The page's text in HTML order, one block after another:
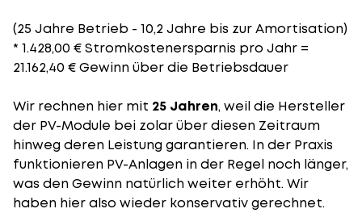
(25 Jahre Betrieb - 10,2 Jahre bis zur Amortisation)
* 1.428,00 € Stromkostenersparnis pro Jahr =
21.162,40 € Gewinn über die Betriebsdauer
Wir rechnen hier mit 25 Jahren, weil die Hersteller
der PV-Module bei zolar über diesen Zeitraum
hinweg deren Leistung garantieren. In der Praxis
funktionieren PV-Anlagen in der Regel noch länger,
was den Gewinn natürlich weiter erhöht. Wir
haben hier also wieder konservativ gerechnet.